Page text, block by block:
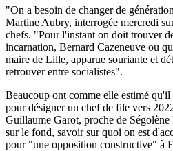
"On a besoin de changer de
Martine Aubry, interrogée mercredi
chefs. "Pour l'instant on doit trouver
incarnation, Bernard Cazeneuve ou
maire de Lille, apparue souriante et
retrouver entre socialistes".
Beaucoup ont comme elle estimé
pour désigner un chef de file vers
Guillaume Garot, proche de
sur le fond, savoir sur quoi on est
pour "une opposition constructive" à